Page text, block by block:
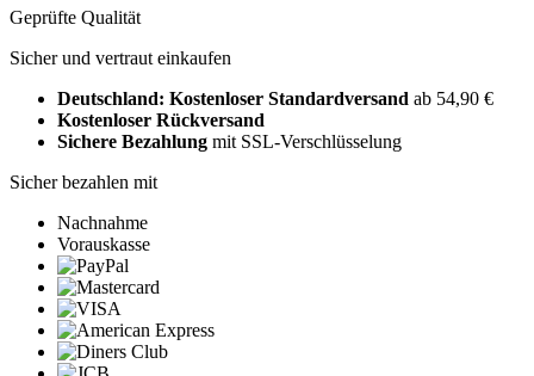
Geprüfte Qualität
Sicher und vertraut einkaufen
Deutschland: Kostenloser Standardversand ab 54,90 €
Kostenloser Rückversand
Sichere Bezahlung mit SSL-Verschlüsselung
Sicher bezahlen mit
Nachnahme
Vorauskasse